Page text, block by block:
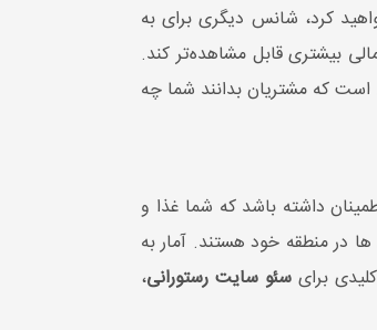
کرد، شانس دیگری برای به
بیشتری قابل مشاهده‌تر کند.
است که مشتریان بدانند شما چه
داشته باشد که شما غذا و
در منطقه خود هستند. آمار به
سئو سایت رستورانی،